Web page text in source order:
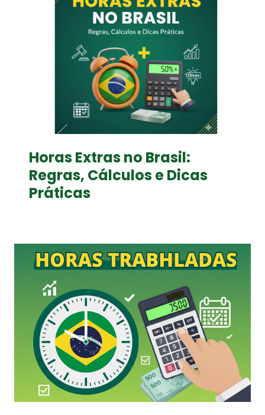
Horas Extras no Brasil:
Regras, Cálculos e Dicas
Práticas